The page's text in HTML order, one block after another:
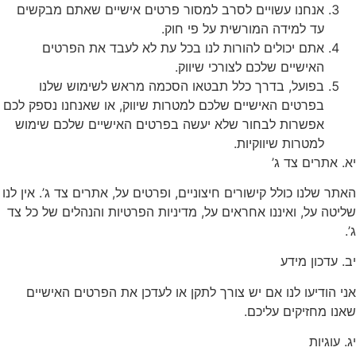
אנחנו עשויים לסרב למסור פרטים אישיים שאתם מבקשים
עד למידה המורשית על פי חוק.
אתם יכולים להורות לנו בכל עת לא לעבד את הפרטים
האישיים שלכם לצורכי שיווק.
בפועל, בדרך כלל תבטאו הסכמה מראש לשימוש שלנו
בפרטים האישיים שלכם למטרות שיווק, או שאנחנו נספק לכם
אפשרות לבחור שלא יעשה בפרטים האישיים שלכם שימוש
למטרות שיווקיות.
יא. אתרים צד ג’
האתר שלנו כולל קישורים חיצוניים, ופרטים על, אתרים צד ג’. אין לנו
שליטה על, ואיננו אחראים על, מדיניות הפרטיות והנהלים של כל צד
ג’.
יב. עדכון מידע
אני הודיעו לנו אם יש צורך לתקן או לעדכן את הפרטים האישיים
שאנו מחזיקים עליכם.
יג. עוגיות